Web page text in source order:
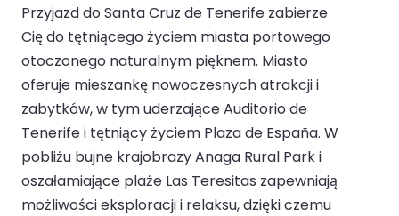
Przyjazd do Santa Cruz de Tenerife zabierze
Cię do tętniącego życiem miasta portowego
otoczonego naturalnym pięknem. Miasto
oferuje mieszankę nowoczesnych atrakcji i
zabytków, w tym uderzające Auditorio de
Tenerife i tętniący życiem Plaza de España. W
pobliżu bujne krajobrazy Anaga Rural Park i
oszałamiające plaże Las Teresitas zapewniają
możliwości eksploracji i relaksu, dzięki czemu